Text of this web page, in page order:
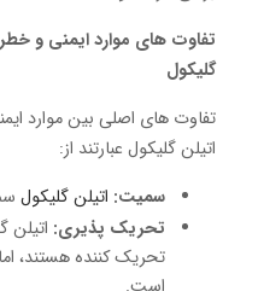
تفاوت های موارد ایمنی و
گلیکول
تفاوت های اصلی بین موارد
اتیلن گلیکول عبارتند از:
سمیت: اتیلن گلیکول
تحریک پذیری: اتیلن
تحریک کننده هستند،